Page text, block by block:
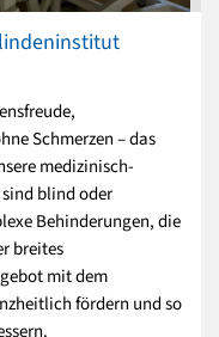
Schmerzen – das
medizinisch-
blind oder
Behinderungen, die
breites
mit dem
fördern und so